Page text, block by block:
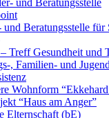
und Beratungsstelle
Beratungsstelle für
Treff Gesundheit und
, Familien- und
Wohnform
“Haus am Anger”
Elternschaft (bE)